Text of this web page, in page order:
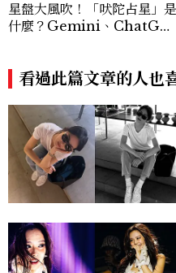
星盤大風吹！「吠陀占星」是
什麼？Gemini、ChatGP
看過此篇文章的人也